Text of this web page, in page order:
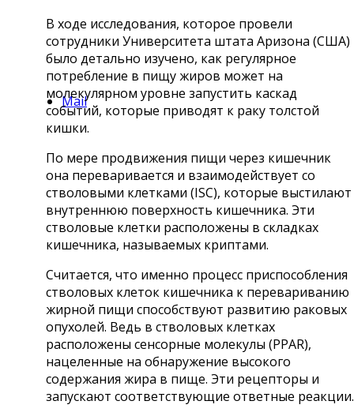
Mail
В ходе исследования, которое провели
сотрудники Университета штата Аризона (США)
было детально изучено, как регулярное
потребление в пищу жиров может на
молекулярном уровне запустить каскад
событий, которые приводят к раку толстой
кишки.
По мере продвижения пищи через кишечник
она переваривается и взаимодействует со
стволовыми клетками (ISC), которые выстилают
внутреннюю поверхность кишечника. Эти
стволовые клетки расположены в складках
кишечника, называемых криптами.
Считается, что именно процесс приспособления
стволовых клеток кишечника к перевариванию
жирной пищи способствуют развитию раковых
опухолей. Ведь в стволовых клетках
расположены сенсорные молекулы (PPAR),
нацеленные на обнаружение высокого
содержания жира в пище. Эти рецепторы и
запускают соответствующие ответные реакции.